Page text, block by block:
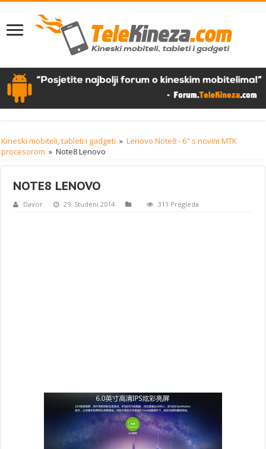
Kineski mobiteli, tableti i gadgeti » Lenovo Note8 - 6" s novim MTK
procesorom » Note8 Lenovo
NOTE8 LENOVO
Davor 29. Studeni 2014 311 Pregleda